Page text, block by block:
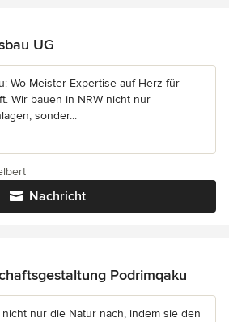
UG
Wo Meister-Expertise auf Herz für
Wir bauen in NRW nicht nur
sonder...
Nachricht
Podrimqaku
nur die Natur nach, indem sie den